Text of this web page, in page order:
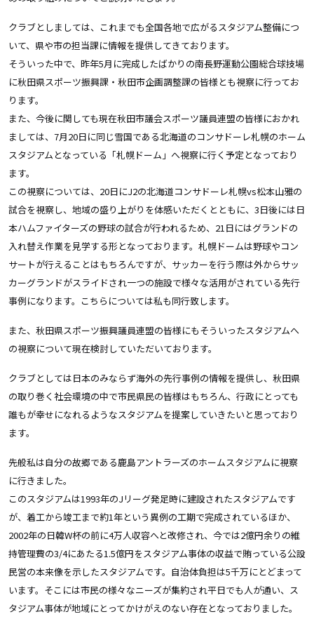
クラブとしましては、これまでも全国各地で広がるスタジアム整備につ
いて、県や市の担当課に情報を提供してきております。
そういった中で、昨年5月に完成したばかりの南長野運動公園総合球技場
に秋田県スポーツ振興課・秋田市企画調整課の皆様とも視察に行ってお
ります。
また、今後に関しても現在秋田市議会スポーツ議員連盟の皆様におかれ
ましては、7月20日に同じ雪国である北海道のコンサドーレ札幌のホーム
スタジアムとなっている「札幌ドーム」へ視察に行く予定となっており
ます。
この視察については、20日にJ2の北海道コンサドーレ札幌vs松本山雅の
試合を視察し、地域の盛り上がりを体感いただくとともに、3日後には日
本ハムファイターズの野球の試合が行われるため、21日にはグランドの
入れ替え作業を見学する形となっております。札幌ドームは野球やコン
サートが行えることはもちろんですが、サッカーを行う際は外からサッ
カーグランドがスライドされ一つの施設で様々な活用がされている先行
事例になります。こちらについては私も同行致します。
また、秋田県スポーツ振興議員連盟の皆様にもそういったスタジアムへ
の視察について現在検討していただいております。
クラブとしては日本のみならず海外の先行事例の情報を提供し、秋田県
の取り巻く社会環境の中で市民県民の皆様はもちろん、行政にとっても
誰もが幸せになれるようなスタジアムを提案していきたいと思っており
ます。
先般私は自分の故郷である鹿島アントラーズのホームスタジアムに視察
に行きました。
このスタジアムは1993年のJリーグ発足時に建設されたスタジアムです
が、着工から竣工まで約1年という異例の工期で完成されているほか、
2002年の日韓W杯の前に4万人収容へと改修され、今では2億円余りの維
持管理費の3/4にあたる1.5億円をスタジアム事体の収益で賄っている公設
民営の本来像を示したスタジアムです。自治体負担は5千万にとどまって
います。そこには市民の様々なニーズが集約され平日でも人が通い、ス
タジアム事体が地域にとってかけがえのない存在となっておりました。